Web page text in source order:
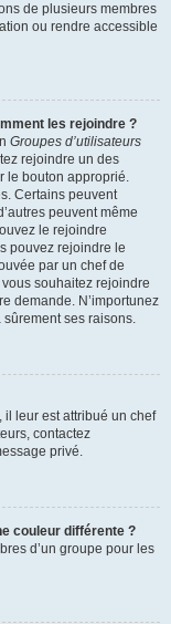
de plusieurs membres
ou rendre accessible
les rejoindre ?
Groupes d’utilisateurs
rejoindre un des
le bouton approprié.
Certains peuvent
peuvent même
le rejoindre
pouvez rejoindre le
par un chef de
souhaitez rejoindre
demande. N’importunez
ses raisons.
il leur est attribué un chef
contactez
privé.
couleur différente ?
d’un groupe pour les